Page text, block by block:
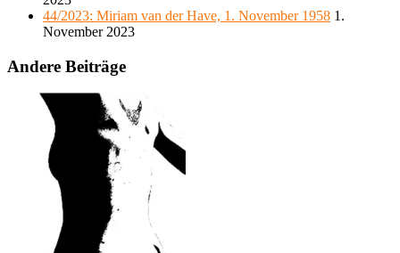
44/2023: Miriam van der Have, 1. November 1958 1.
November 2023
Andere Beiträge